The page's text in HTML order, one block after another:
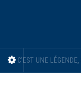
C'EST UNE